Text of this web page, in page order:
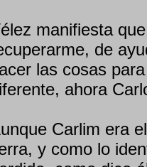
manifiesta
de
las cosas
ahora
Carlim era
y como lo